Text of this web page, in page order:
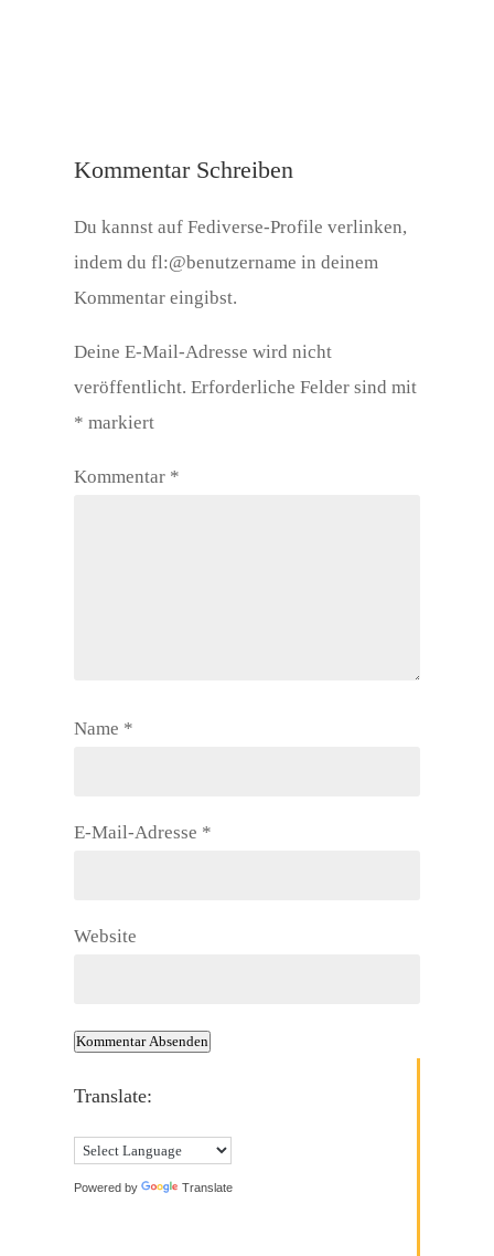
Kommentar Schreiben
Du kannst auf Fediverse-Profile verlinken,
indem du fl:@benutzername in deinem
Kommentar eingibst.
Deine E-Mail-Adresse wird nicht
veröffentlicht. Erforderliche Felder sind mit
* markiert
Kommentar *
Name *
E-Mail-Adresse *
Website
Kommentar Absenden
Translate:
Powered by Translate